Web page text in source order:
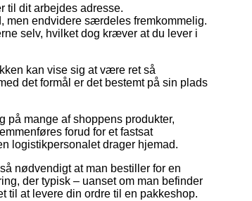
til dit arbejdes adresse.
men endvidere særdeles fremkommelig.
selv, hvilket dog kræver at du lever i
kan vise sig at være ret så
det formål er det bestemt på sin plads
på mange af shoppens produkter,
forud for et fastsat
logistikpersonalet drager hjemad.
nødvendigt at man bestiller for en
der typisk – uanset om man befinder
til at levere din ordre til en pakkeshop.